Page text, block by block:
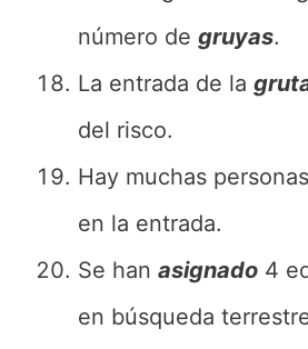
número de gruyas.
La entrada de la
del risco.
Hay muchas personas
en la entrada.
Se han asignado 4
en búsqueda